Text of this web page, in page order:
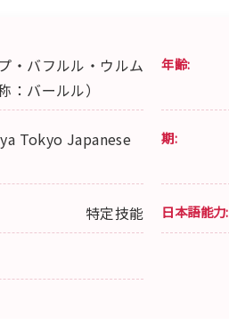
・バフルル・ウルム
：バールル）
年齢:
Tokyo Japanese
期:
特定技能 日本語能力: